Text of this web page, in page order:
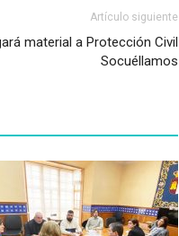
Artículo siguiente
material a Protección Civil
Socuéllamos